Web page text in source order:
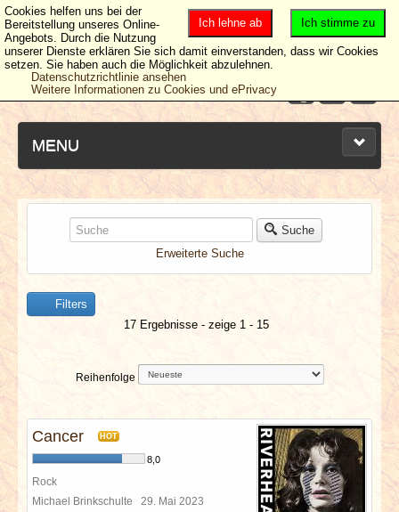
MENU
NEUESTE ARTIKEL
NEWS & DATES
BERICHTE
VERLOSUNGEN
SPECIALS
REDAKTION
Suche
Erweiterte Suche
Filters
17 Ergebnisse - zeige 1 - 15
Reihenfolge
Cancer HOT
8,0
Rock
Michael Brinkschulte 29. Mai 2023
Ich stimme zu
Ich lehne ab
Cookies helfen uns bei der
Bereitstellung unseres Online-
Angebots. Durch die Nutzung
unserer Dienste erklären Sie sich damit einverstanden, dass wir Cookies
setzen. Sie haben auch die Möglichkeit abzulehnen.
Datenschutzrichtlinie ansehen
Weitere Informationen zu Cookies und ePrivacy